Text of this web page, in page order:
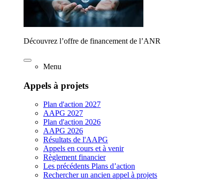
Découvrez l’offre de financement de l’ANR
Menu
Appels à projets
Plan d'action 2027
AAPG 2027
Plan d'action 2026
AAPG 2026
Résultats de l'AAPG
Appels en cours et à venir
Règlement financier
Les précédents Plans d’action
Rechercher un ancien appel à projets